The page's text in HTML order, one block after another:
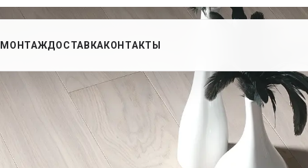
МОНТАЖДОСТАВКАКОНТАКТЫ